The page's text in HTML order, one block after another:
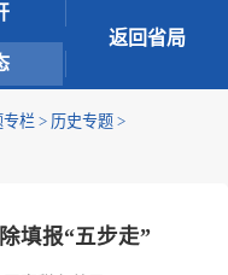
返回省局
栏 > 历史专题 >
填报“五步走”